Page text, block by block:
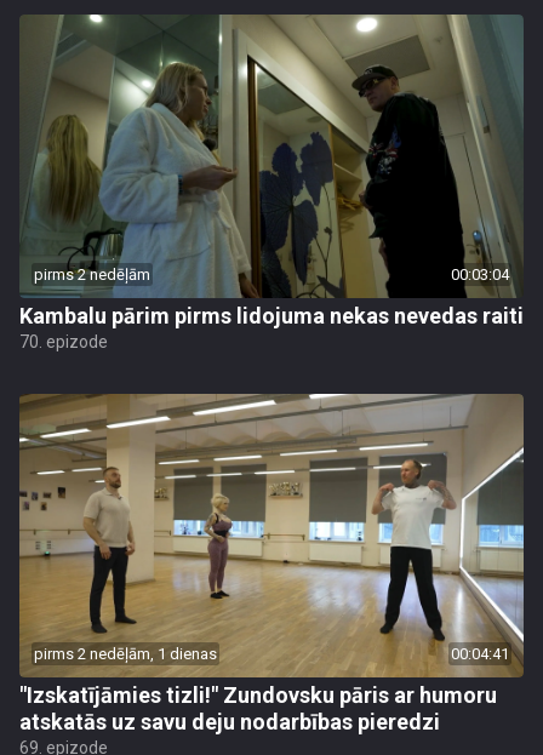
pirms 2 nedēļām 00:03:04
Kambalu pārim pirms lidojuma nekas nevedas raiti
70. epizode
pirms 2 nedēļām, 1 dienas 00:04:41
"Izskatījāmies tizli!" Zundovsku pāris ar humoru
atskatās uz savu deju nodarbības pieredzi
69. epizode